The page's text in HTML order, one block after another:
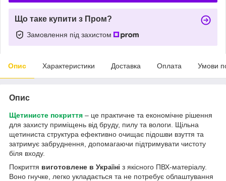
Що таке купити з Пром?
Замовлення під захистом
Опис Характеристики Доставка Оплата Умови
Опис
Щетинисте покриття – це практичне та економічне рішення
для захисту приміщень від бруду, пилу та вологи. Щільна
щетиниста структура ефективно очищає підошви взуття та
затримує забруднення, допомагаючи підтримувати чистоту
біля входу.
Покриття виготовлене в Україні з якісного ПВХ-матеріалу.
Воно гнучке, легко укладається та не потребує облаштування